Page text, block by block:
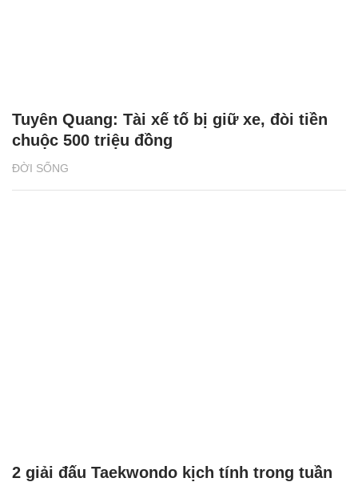
ĐỜI SỐNG
Tuyên Quang: Tài xế tố bị giữ xe, đòi tiền
chuộc 500 triệu đồng
2 giải đấu Taekwondo kịch tính trong tuần